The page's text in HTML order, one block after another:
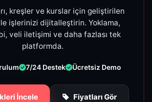
kreşler ve kurslar için geliştirilen
işlerinizi dijitalleştirin. Yoklama,
veli iletişimi ve daha fazlası tek
platformda.
7/24 Destek Ücretsiz Demo
İncele Fiyatları Gör